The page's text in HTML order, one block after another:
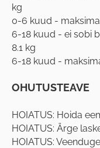
kg
0-6 kuud -
6-18 kuud - ei sobi
8.1 kg
6-18 kuud -
OHUTUSTEAVE
HOIATUS: Hoida
HOIATUS: Ärge
HOIATUS: